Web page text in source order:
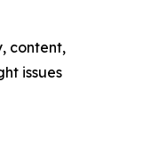
content,
issues